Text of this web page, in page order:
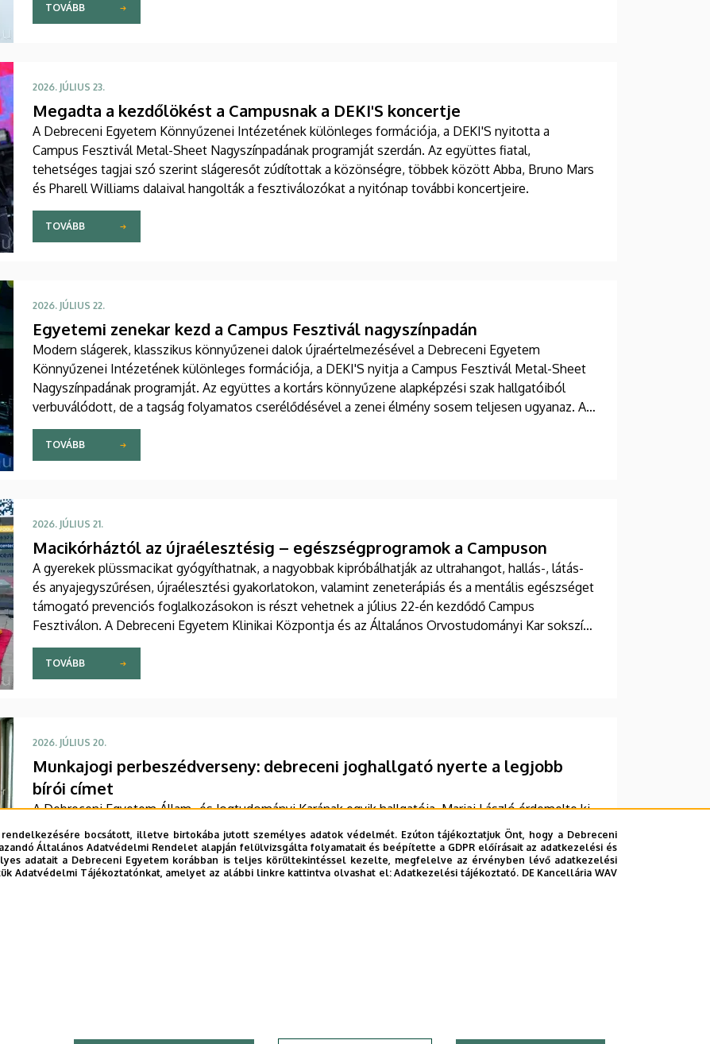
TOVÁBB
2026. JÚLIUS 23.
Megadta a kezdőlökést a Campusnak a DEKI'S koncertje
A Debreceni Egyetem Könnyűzenei Intézetének különleges formációja, a DEKI'S nyitotta a
Campus Fesztivál Metal-Sheet Nagyszínpadának programját szerdán. Az együttes fiatal,
tehetséges tagjai szó szerint slágeresőt zúdítottak a közönségre, többek között Abba, Bruno Mars
és Pharell Williams dalaival hangolták a fesztiválozókat a nyitónap további koncertjeire.
TOVÁBB
2026. JÚLIUS 22.
Egyetemi zenekar kezd a Campus Fesztivál nagyszínpadán
Modern slágerek, klasszikus könnyűzenei dalok újraértelmezésével a Debreceni Egyetem
Könnyűzenei Intézetének különleges formációja, a DEKI'S nyitja a Campus Fesztivál Metal-Sheet
Nagyszínpadának programját. Az együttes a kortárs könnyűzene alapképzési szak hallgatóiból
verbuválódott, de a tagság folyamatos cserélődésével a zenei élmény sosem teljesen ugyanaz. A
minőségre minden esetben garanciát jelent a hallgatók lelkesedése, kiemelkedő tehetsége.
TOVÁBB
2026. JÚLIUS 21.
Macikórháztól az újraélesztésig – egészségprogramok a Campuson
A gyerekek plüssmacikat gyógyíthatnak, a nagyobbak kipróbálhatják az ultrahangot, hallás-, látás-
és anyajegyszűrésen, újraélesztési gyakorlatokon, valamint zeneterápiás és a mentális egészséget
támogató prevenciós foglalkozásokon is részt vehetnek a július 22-én kezdődő Campus
Fesztiválon. A Debreceni Egyetem Klinikai Központja és az Általános Orvostudományi Kar sokszínű
programokat kínál a fesztiválozóknak az Egyetem téren felállított faházaknál, illetve a
Sportdiagnosztikai, Életmód- és Terápiás Központban.
TOVÁBB
2026. JÚLIUS 20.
Munkajogi perbeszédverseny: debreceni joghallgató nyerte a legjobb
bírói címet
A Debreceni Egyetem Állam- és Jogtudományi Karának egyik hallgatója, Marjai László érdemelte ki
a legjobb bírónak járó díjat a Hugo Sinzheimer Moot Court Competition elnevezésű, rangos
nemzetközi munkajogi perbeszédversenyen. A rendezvény szervezőbizottságának elnöki tisztét a
DE ÁJK egyik oktatója töltötte be.
bocsátott, illetve birtokába jutott személyes adatok védelmét. Ezúton tájékoztatjuk Önt, hogy a Debreceni
Általános Adatvédelmi Rendelet alapján felülvizsgálta folyamatait és beépítette a GDPR előírásait az adatkezelési és
adatait a Debreceni Egyetem korábban is teljes körültekintéssel kezelte, megfelelve az érvényben lévő adatkezelési
Adatvédelmi Tájékoztatónkat, amelyet az alábbi linkre kattintva olvashat el:Adatkezelési tájékoztató. DE Kancellária WAV